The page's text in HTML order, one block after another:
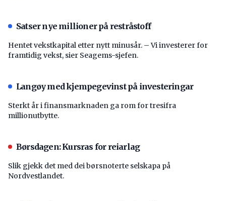
Satser nye millioner på restråstoff
Hentet vekstkapital etter nytt minusår. – Vi investerer for
framtidig vekst, sier Seagems-sjefen.
Langøy med kjempegevinst på investeringar
Sterkt år i finansmarknaden ga rom for tresifra
millionutbytte.
Børsdagen: Kursras for reiarlag
Slik gjekk det med dei børsnoterte selskapa på
Nordvestlandet.